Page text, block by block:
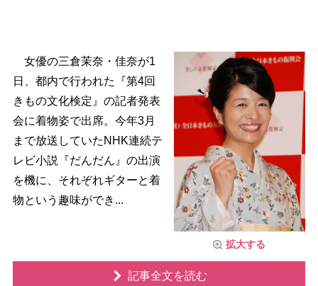
拡大する
女優の三倉茉奈・佳奈が1
日、都内で行われた『第4回
きもの文化検定』の記者発表
会に着物姿で出席。今年3月
まで放送していたNHK連続テ
レビ小説『だんだん』の出演
を機に、それぞれギターと着
物という趣味ができ...
記事全文を読む